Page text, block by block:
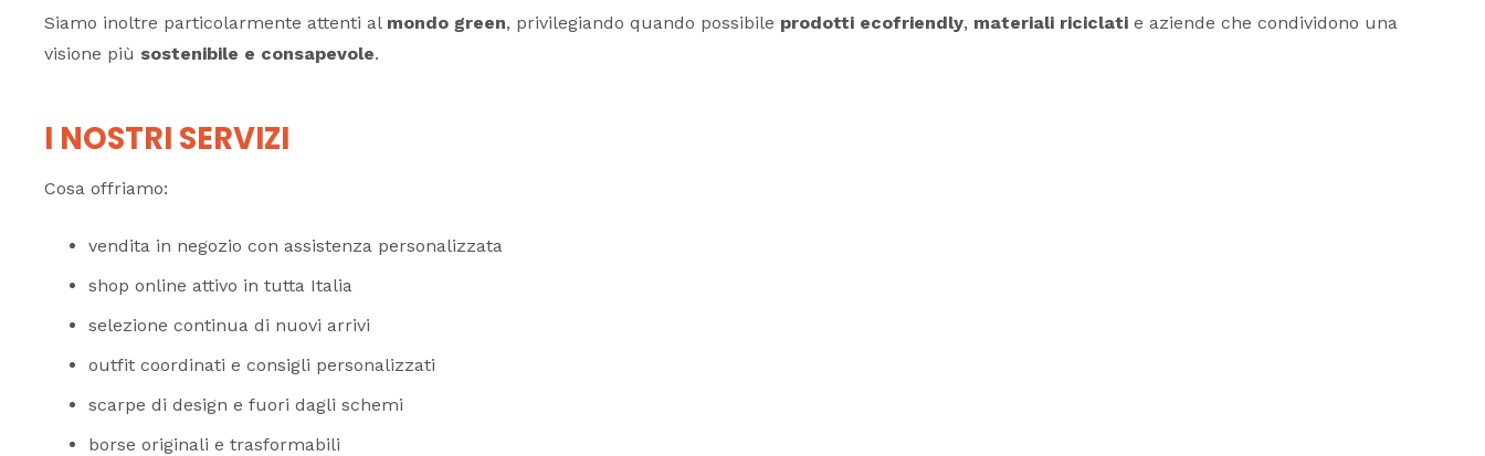
Siamo inoltre particolarmente attenti al mondo green, privilegiando quando possibile prodotti ecofriendly, materiali riciclati e aziende che condividono una
visione più sostenibile e consapevole.
I NOSTRI SERVIZI
Cosa offriamo:
vendita in negozio con assistenza personalizzata
shop online attivo in tutta Italia
selezione continua di nuovi arrivi
outfit coordinati e consigli personalizzati
scarpe di design e fuori dagli schemi
borse originali e trasformabili